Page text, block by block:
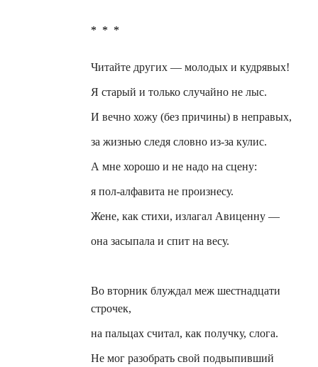
* * *
Читайте других — молодых и кудрявых!
Я старый и только случайно не лыс.
И вечно хожу (без причины) в неправых,
за жизнью следя словно из-за кулис.
А мне хорошо и не надо на сцену:
япол-алфавита не произнесу.
Жене, как стихи, излагал Авиценну —
она засыпала и спит на весу.
Во вторник блуждал меж шестнадцати
строчек,
на пальцах считал, как получку, слога.
Не мог разобрать свой подвыпивший